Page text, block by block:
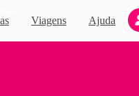
Viagens Ajuda